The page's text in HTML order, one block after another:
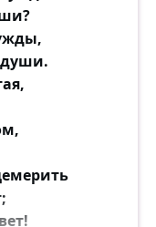
друзей,
— ему.
души.